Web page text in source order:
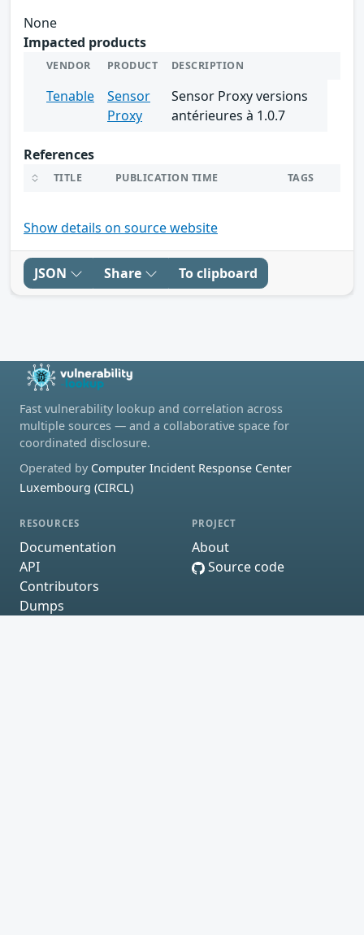
None
Impacted products
VENDOR PRODUCT DESCRIPTION
Tenable
Sensor
Proxy
Sensor Proxy versions
antérieures à 1.0.7
References
TITLE PUBLICATION TIME TAGS
Show details on source website
JSON Share To clipboard
Fast vulnerability lookup and correlation across
multiple sources — and a collaborative space for
coordinated disclosure.
Operated by Computer Incident Response Center
Luxembourg (CIRCL)
RESOURCES
Documentation
API
Contributors
Dumps
PROJECT
About
Source code